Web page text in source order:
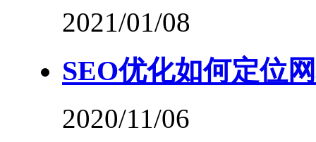
2021/01/08
SEO优化如何定位
2020/11/06